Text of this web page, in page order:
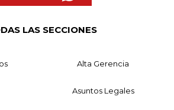
LAS SECCIONES
Alta Gerencia
Asuntos Legales